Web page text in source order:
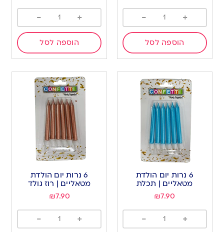
+
-
הוספה לסל
+
-
הוספה לסל
6 נרות יום הולדת
מטאליים | תכלת
₪7.90
+
-
6 נרות יום הולדת
מטאליים | רוז גולד
₪7.90
+
-